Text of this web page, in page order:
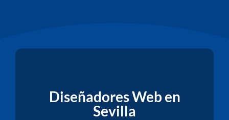
Diseñadores Web en
Sevilla